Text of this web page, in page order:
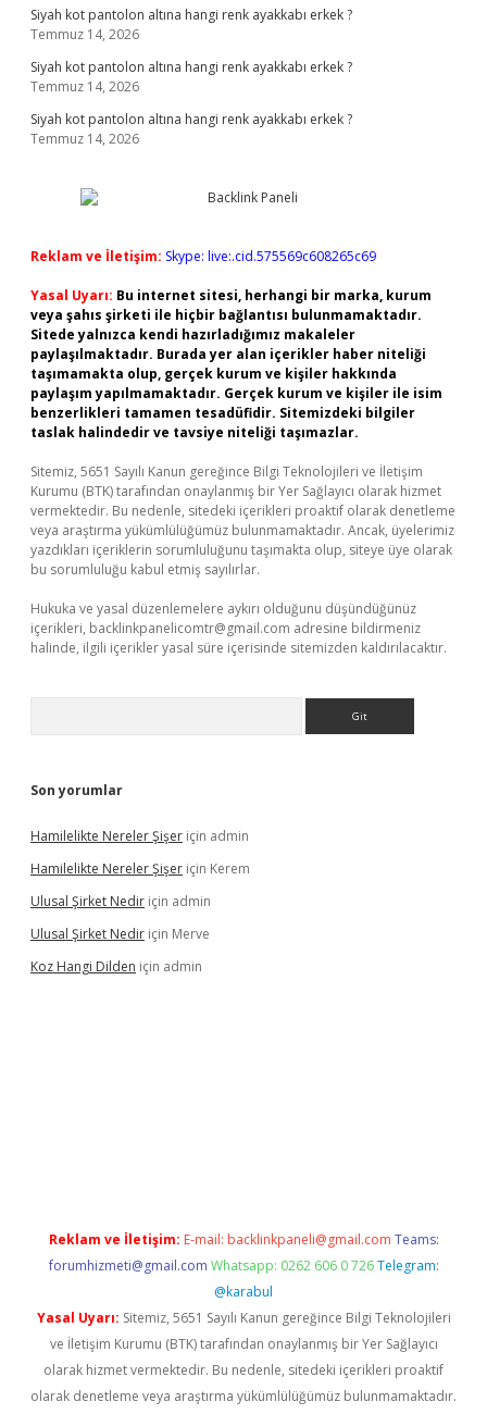
Siyah kot pantolon altına hangi renk ayakkabı erkek ?
Temmuz 14, 2026
Siyah kot pantolon altına hangi renk ayakkabı erkek ?
Temmuz 14, 2026
Siyah kot pantolon altına hangi renk ayakkabı erkek ?
Temmuz 14, 2026
Reklam ve İletişim: Skype: live:.cid.575569c608265c69
Yasal Uyarı: Bu internet sitesi, herhangi bir marka, kurum
veya şahıs şirketi ile hiçbir bağlantısı bulunmamaktadır.
Sitede yalnızca kendi hazırladığımız makaleler
paylaşılmaktadır. Burada yer alan içerikler haber niteliği
taşımamakta olup, gerçek kurum ve kişiler hakkında
paylaşım yapılmamaktadır. Gerçek kurum ve kişiler ile isim
benzerlikleri tamamen tesadüfidir. Sitemizdeki bilgiler
taslak halindedir ve tavsiye niteliği taşımazlar.
Sitemiz, 5651 Sayılı Kanun gereğince Bilgi Teknolojileri ve İletişim
Kurumu (BTK) tarafından onaylanmış bir Yer Sağlayıcı olarak hizmet
vermektedir. Bu nedenle, sitedeki içerikleri proaktif olarak denetleme
veya araştırma yükümlülüğümüz bulunmamaktadır. Ancak, üyelerimiz
yazdıkları içeriklerin sorumluluğunu taşımakta olup, siteye üye olarak
bu sorumluluğu kabul etmiş sayılırlar.
Hukuka ve yasal düzenlemelere aykırı olduğunu düşündüğünüz
içerikleri, backlinkpanelicomtr@gmail.com adresine bildirmeniz
halinde, ilgili içerikler yasal süre içerisinde sitemizden kaldırılacaktır.
Son yorumlar
Hamilelikte Nereler Şişer için admin
Hamilelikte Nereler Şişer için Kerem
Ulusal Şirket Nedir için admin
Ulusal Şirket Nedir için Merve
Koz Hangi Dilden için admin
Reklam ve İletişim: E-mail: backlinkpaneli@gmail.com Teams:
forumhizmeti@gmail.com Whatsapp: 0262 606 0 726 Telegram:
@karabul
Yasal Uyarı: Sitemiz, 5651 Sayılı Kanun gereğince Bilgi Teknolojileri
ve İletişim Kurumu (BTK) tarafından onaylanmış bir Yer Sağlayıcı
olarak hizmet vermektedir. Bu nedenle, sitedeki içerikleri proaktif
olarak denetleme veya araştırma yükümlülüğümüz bulunmamaktadır.